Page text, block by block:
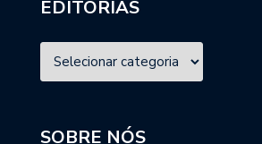
EDITORIAS
SOBRE NÓS